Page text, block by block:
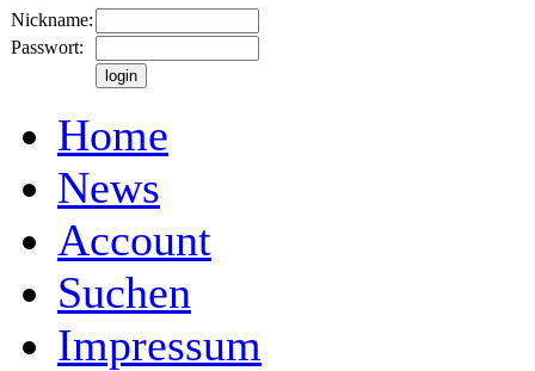
Nickname:
Passwort:
Home
News
Account
Suchen
Impressum